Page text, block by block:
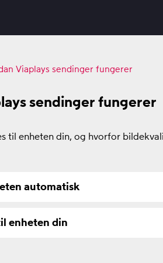
Viaplays sendinger fungerer
sendinger fungerer
til enheten din, og hvorfor
automatisk
enheten din